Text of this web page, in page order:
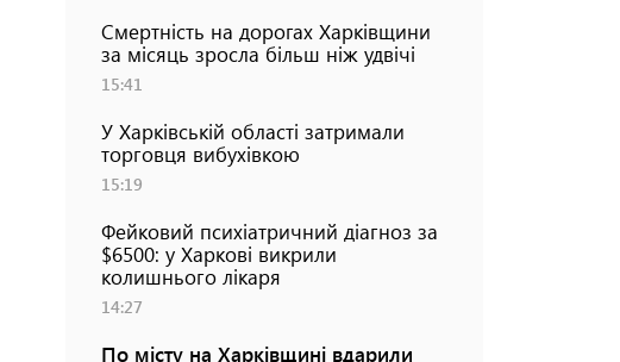
Смертність на дорогах Харківщини
за місяць зросла більш ніж удвічі
15:41
У Харківській області затримали
торговця вибухівкою
15:19
Фейковий психіатричний діагноз за
$6500: у Харкові викрили
колишнього лікаря
14:27
По місту на Харківщині вдарили